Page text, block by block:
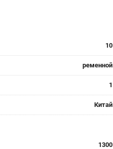
10
ременной
1
Китай
1300